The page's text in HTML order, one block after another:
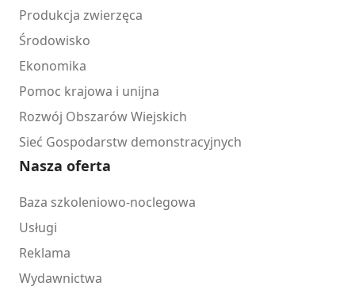
Produkcja zwierzęca
Środowisko
Ekonomika
Pomoc krajowa i unijna
Rozwój Obszarów Wiejskich
Sieć Gospodarstw demonstracyjnych
Nasza oferta
Baza szkoleniowo-noclegowa
Usługi
Reklama
Wydawnictwa